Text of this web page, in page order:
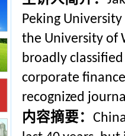
Peking University
the University of
broadly
corporate
recognized
内容摘要：